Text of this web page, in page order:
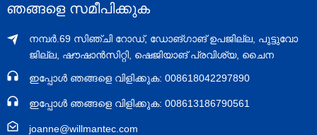
ഞങ്ങളെ സമീപിക്കുക
നമ്പർ.69 സിഞ്ചി റോഡ്, ഡോങ്‌ഗാങ് ഉപജില്ല, പുട്ടുവോ
ജില്ല, ഷൗഷാൻസിറ്റി, ഷെജിയാങ് പ്രവിശ്യ, ചൈന
ഇപ്പോൾ ഞങ്ങളെ വിളിക്കുക: 008618042297890
ഇപ്പോൾ ഞങ്ങളെ വിളിക്കുക: 008613186790561
joanne@willmantec.com